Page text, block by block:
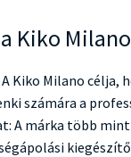
Kiko
Kiko Milano
számára a
A márka több